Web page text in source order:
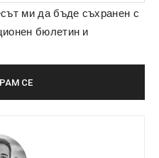
ми да бъде съхранен с
бюлетин и